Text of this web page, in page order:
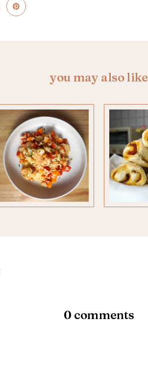
you may also like
0 comments